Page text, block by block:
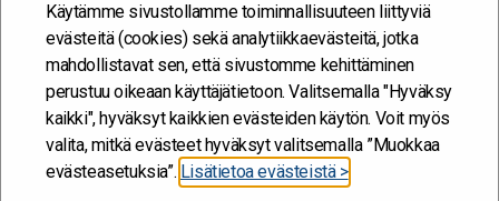
Käytämme sivustollamme toiminnallisuuteen liittyviä
evästeitä (cookies) sekä analytiikkaevästeitä, jotka
mahdollistavat sen, että sivustomme kehittäminen
perustuu oikeaan käyttäjätietoon. Valitsemalla "Hyväksy
kaikki", hyväksyt kaikkien evästeiden käytön. Voit myös
valita, mitkä evästeet hyväksyt valitsemalla ”Muokkaa
evästeasetuksia”. Lisätietoa evästeistä >
Kuopion vankilan ja
yhdyskuntaseuraamustoim
iston työhyvinvoinnin
kehittämishanke